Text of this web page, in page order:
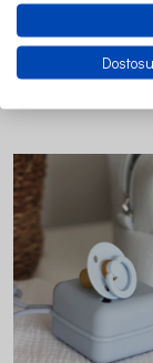
BIBS PACIFIER BRAID
ZAWIESZKA DO
ORGANIC